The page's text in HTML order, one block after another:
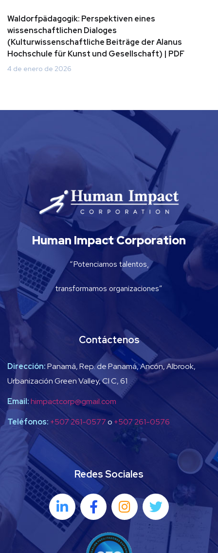
Waldorfpädagogik: Perspektiven eines
wissenschaftlichen Dialoges
(Kulturwissenschaftliche Beiträge der Alanus
Hochschule für Kunst und Gesellschaft) | PDF
4 de enero de 2026
Human Impact Corporation
“Potenciamos talentos,
transformamos organizaciones”
Contáctenos
Dirección:Panamá, Rep. de Panamá, Ancón, Albrook,
Urbanización Green Valley, Cl C, 61
Email:himpactcorp@gmail.com
Teléfonos: +507 261-0577o +507 261-0576
Redes Sociales